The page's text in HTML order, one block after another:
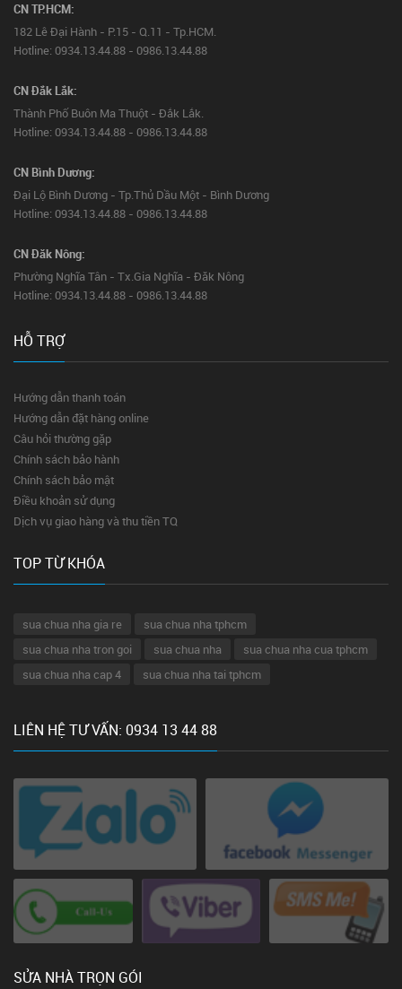
CN TP.HCM:
182 Lê Đại Hành - P.15 - Q.11 - Tp.HCM.
Hotline: 0934.13.44.88 - 0986.13.44.88
CN Đắk Lắk:
Thành Phố Buôn Ma Thuột - Đắk Lắk.
Hotline: 0934.13.44.88 - 0986.13.44.88
CN Bình Dương:
Đại Lộ Bình Dương - Tp.Thủ Dầu Một - Bình Dương
Hotline: 0934.13.44.88 - 0986.13.44.88
CN Đăk Nông:
Phường Nghĩa Tân - Tx.Gia Nghĩa - Đăk Nông
Hotline: 0934.13.44.88 - 0986.13.44.88
HỖ TRỢ
Hướng dẫn thanh toán
Hướng dẫn đặt hàng online
Câu hỏi thường gặp
Chính sách bảo hành
Chính sách bảo mật
Điều khoản sử dụng
Dịch vụ giao hàng và thu tiền TQ
TOP TỪ KHÓA
sua chua nha gia re
sua chua nha tphcm
sua chua nha tron goi
sua chua nha
sua chua nha cua tphcm
sua chua nha cap 4
sua chua nha tai tphcm
LIÊN HỆ TƯ VẤN: 0934 13 44 88
SỬA NHÀ TRỌN GÓI